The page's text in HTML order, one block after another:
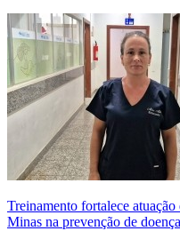
Treinamento fortalece
Minas na prevenção de